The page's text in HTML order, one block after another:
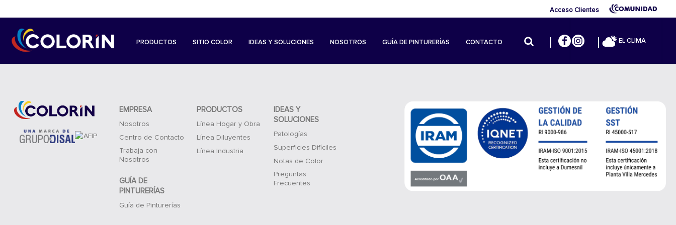
Acceso Clientes
PRODUCTOS SITIO COLOR IDEAS Y SOLUCIONES NOSOTROS GUÍA DE PINTURERÍAS CONTACTO EL CLIMA
EMPRESA
Nosotros
Centro de Contacto
Trabaja con
Nosotros
GUÍA DE
PINTURERÍAS
Guía de Pinturerías
PRODUCTOS
Línea Hogar y Obra
Línea Diluyentes
Línea Industria
IDEAS Y
SOLUCIONES
Patologías
Superficies Difíciles
Notas de Color
Preguntas
Frecuentes